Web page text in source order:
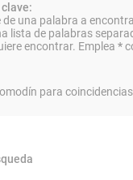
de una palabra a
lista de palabras
encontrar. Emplea *
para